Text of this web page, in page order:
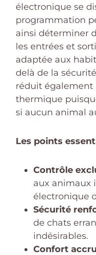
électronique se
programmation
ainsi déterminer
les entrées et
adaptée aux
delà de la
réduit également
thermique
si aucun animal
Les points
Contrôle
aux animaux
électronique
Sécurité
de chats
indésirables.
Confort